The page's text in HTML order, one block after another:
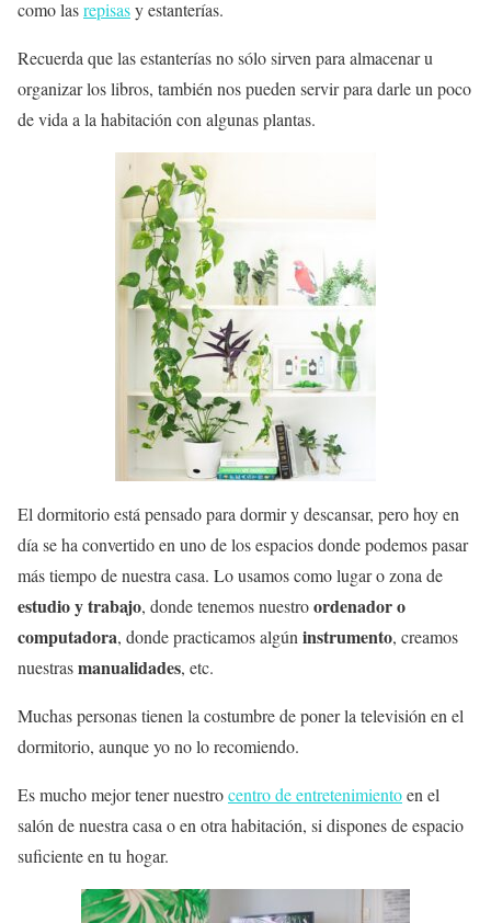
como lasrepisasy estanterías.
Recuerda que las estanterías no sólo sirven para almacenar u
organizar los libros, también nos pueden servir para darle un poco
de vida a la habitación con algunas plantas.
El dormitorio está pensado para dormir y descansar, pero hoy en
día se ha convertido en uno de los espacios donde podemos pasar
más tiempo de nuestra casa. Lo usamos como lugar o zona de
estudio y trabajo, donde tenemos nuestroordenador o
computadora, donde practicamos algún instrumento, creamos
nuestrasmanualidades, etc.
Muchas personas tienen la costumbre de poner la televisión en el
dormitorio, aunque yo no lo recomiendo.
Es mucho mejor tener nuestrocentro de entretenimientoen el
salón de nuestra casa o en otra habitación, si dispones de espacio
suficiente en tu hogar.